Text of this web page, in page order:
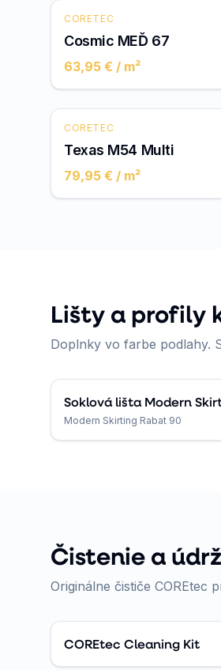
CORETEC
Cosmic MEĎ 67
63,95 € / m²
CORETEC
Texas M54 Multi
79,95 € / m²
Lišty a profily
Doplnky vo farbe podlahy.
Soklová lišta Modern
Modern Skirting Rabat 90
Čistenie a
Originálne čističe COREtec
COREtec Cleaning Kit